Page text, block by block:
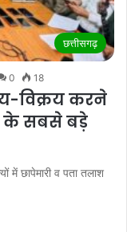
छत्तीसगढ़
0 18
विक्रय करने
के सबसे बड़े
में छापेमारी व पता तलाश